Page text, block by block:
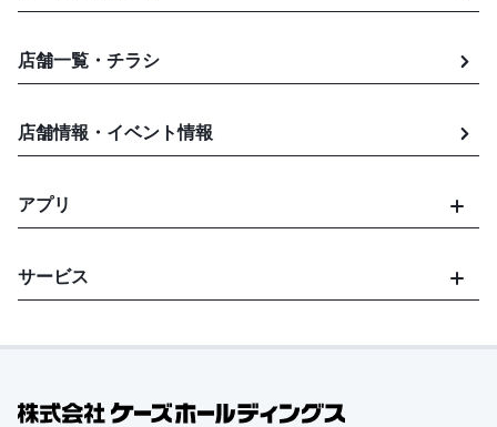
店舗一覧・チラシ
店舗情報・イベント情報
アプリ
サービス